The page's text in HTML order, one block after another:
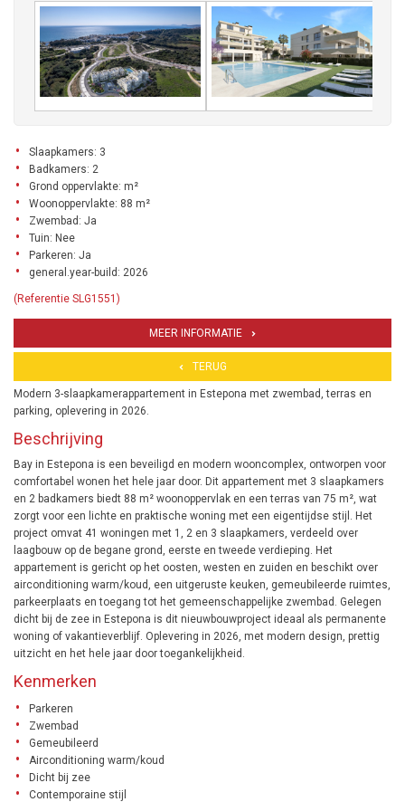
Slaapkamers: 3
Badkamers: 2
Grond oppervlakte: m²
Woonoppervlakte: 88 m²
Zwembad: Ja
Tuin: Nee
Parkeren: Ja
general.year-build: 2026
(Referentie SLG1551)
MEER INFORMATIE
TERUG
Modern 3-slaapkamerappartement in Estepona met zwembad, terras en
parking, oplevering in 2026.
Beschrijving
Bay in Estepona is een beveiligd en modern wooncomplex, ontworpen voor
comfortabel wonen het hele jaar door. Dit appartement met 3 slaapkamers
en 2 badkamers biedt 88 m² woonoppervlak en een terras van 75 m², wat
zorgt voor een lichte en praktische woning met een eigentijdse stijl. Het
project omvat 41 woningen met 1, 2 en 3 slaapkamers, verdeeld over
laagbouw op de begane grond, eerste en tweede verdieping. Het
appartement is gericht op het oosten, westen en zuiden en beschikt over
airconditioning warm/koud, een uitgeruste keuken, gemeubileerde ruimtes,
parkeerplaats en toegang tot het gemeenschappelijke zwembad. Gelegen
dicht bij de zee in Estepona is dit nieuwbouwproject ideaal als permanente
woning of vakantieverblijf. Oplevering in 2026, met modern design, prettig
uitzicht en het hele jaar door toegankelijkheid.
Kenmerken
Parkeren
Zwembad
Gemeubileerd
Airconditioning warm/koud
Dicht bij zee
Contemporaine stijl